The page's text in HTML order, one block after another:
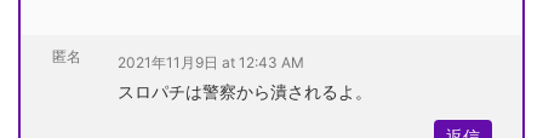
匿名 2021年11月9日 at 12:43 AM
スロパチは警察から潰されるよ。